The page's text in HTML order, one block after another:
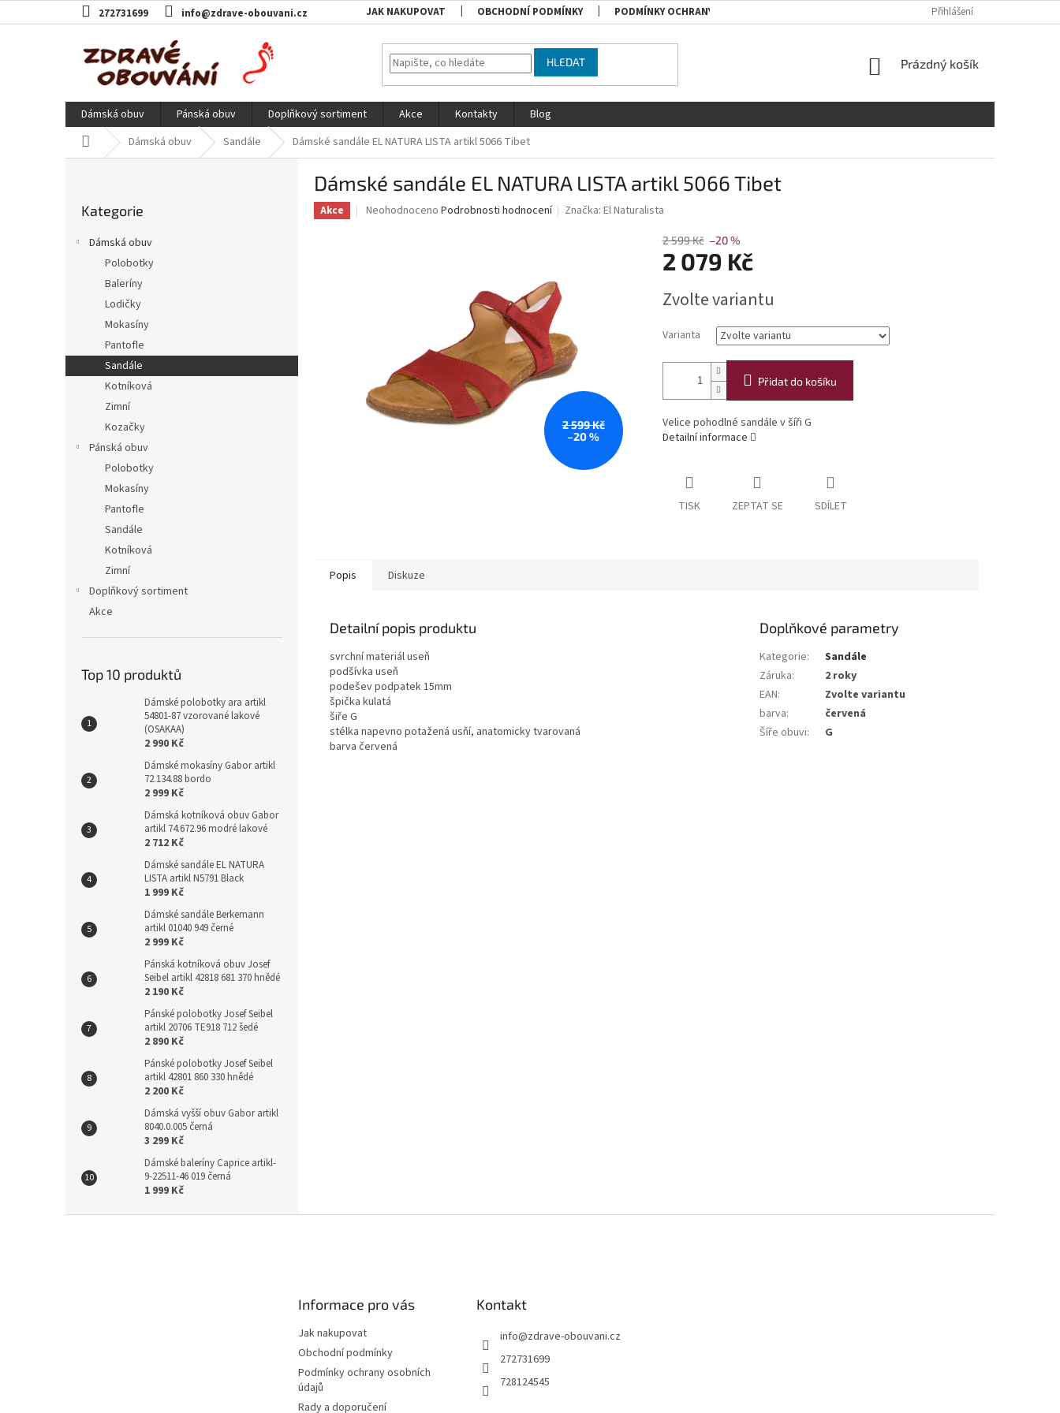
na
272731699 info@zdrave-obouvani.cz JAK NAKUPOVAT OBCHODNÍ PODMÍNKY PODMÍNKY OCHRANY OSOBNÍCH ÚDAJŮ RADY A DOPORUČENÍ TABULKA
Přihlášení
HLEDAT
NÁKUPNÍ
Prázdný košík
Dámská obuv Pánská obuv Doplňkový sortiment Akce Kontakty
Blog
Domů Dámská obuv Sandále Dámské sandále EL NATURA LISTA artikl 5066 Tibet
n
e
kategorie
Kategorie
Dámská obuv
Polobotky
Baleríny
Lodičky
Mokasíny
Pantofle
Sandále
Kotníková
Zimní
Kozačky
Pánská obuv
Polobotky
Mokasíny
Pantofle
Sandále
Kotníková
Zimní
Doplňkový sortiment
Akce
Top 10 produktů
Dámské polobotky ara artikl
54801-87 vzorované lakové
(OSAKAA)
2 990 Kč
Dámské mokasíny Gabor artikl
72.134.88 bordo
2 999 Kč
Dámská kotníková obuv Gabor
artikl 74.672.96 modré lakové
2 712 Kč
Dámské sandále EL NATURA
LISTA artikl N5791 Black
1 999 Kč
Dámské sandále Berkemann
artikl 01040 949 černé
2 999 Kč
Pánská kotníková obuv Josef
Seibel artikl 42818 681 370 hnědé
2 190 Kč
Pánské polobotky Josef Seibel
artikl 20706 TE918 712 šedé
2 890 Kč
Pánské polobotky Josef Seibel
artikl 42801 860 330 hnědé
2 200 Kč
Dámská vyšší obuv Gabor artikl
8040.0.005 černá
3 299 Kč
Dámské baleríny Caprice artikl-
9-22511-46 019 černá
1 999 Kč
Dámské sandále EL NATURA LISTA artikl 5066 Tibet
Akce
Průměrné
Neohodnoceno Podrobnosti hodnocení Značka:El Naturalista
2 599 Kč
–20 %
2 599 Kč –20 %
2 079 Kč
cena:
Zvolte variantu
Varianta
Přidat do košíku
Velice pohodlné sandále v šíři G
Detailní informace
TISK ZEPTAT SE SDÍLET
Popis Diskuze
Detailní popis produktu
svrchní materiál useň
podšívka useň
podešev podpatek 15mm
špička kulatá
šiře G
stélka napevno potažená usňí, anatomicky tvarovaná
barva červená
Doplňkové parametry
Kategorie:
Sandále
Záruka:
2 roky
EAN:
Zvolte variantu
barva:
červená
Šíře obuvi: G
Informace pro vás
Jak nakupovat
Obchodní podmínky
Podmínky ochrany osobních
údajů
Rady a doporučení
Kontakt
info@zdrave-obouvani.cz
272731699
728124545